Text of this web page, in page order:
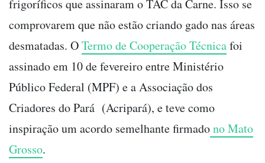
frigoríficos que assinaram o TAC da Carne. Isso se
comprovarem que não estão criando gado nas áreas
desmatadas. OTermo de Cooperação Técnicafoi
assinado em 10 de fevereiro entre Ministério
Público Federal (MPF) e a Associação dos
Criadores do Pará (Acripará), e teve como
inspiração um acordo semelhante firmadono Mato
Grosso.